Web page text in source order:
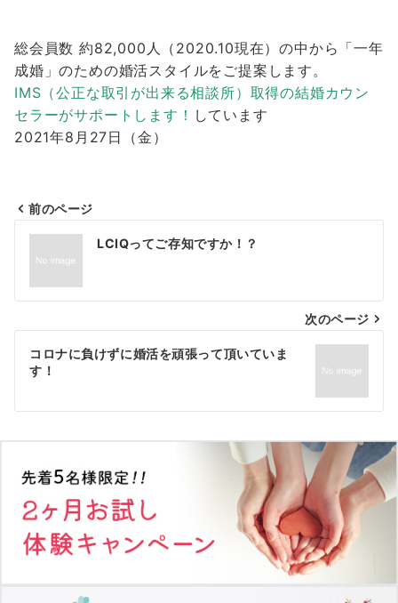
総会員数 約82,000人（2020.10現在）の中から「一年
成婚」のための婚活スタイルをご提案します。
IMS（公正な取引が出来る相談所）取得の結婚カウン
セラーがサポートします！ しています
2021年8月27日（金）
投
ナ
ビ
ゲ
シ
ョ
ン
前のページ
LCIQってご存知ですか！？
次のページ
コロナに負けずに婚活を頑張って頂いていま
す！